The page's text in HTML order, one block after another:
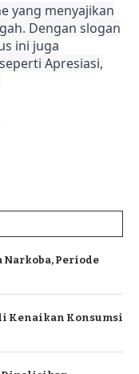
yang menyajikan
Dengan slogan
ini juga
Apresiasi,
Narkoba, Periode
Kenaikan Konsumsi